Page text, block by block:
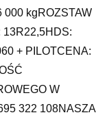
000 kgROZSTAW
13R22,5HDS:
+ PILOTCENA:
W
322 108NASZA